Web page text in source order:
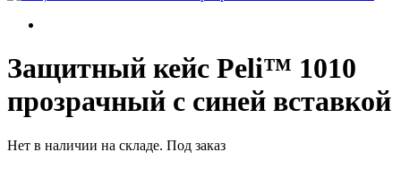
Защитный кейс Peli™ 1010
прозрачный с синей вставкой
Нет в наличии на складе. Под заказ